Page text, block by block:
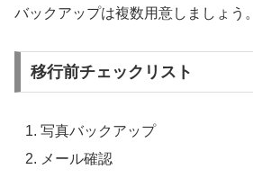
バックアップは複数用意しましょう。
移行前チェックリスト
写真バックアップ
メール確認